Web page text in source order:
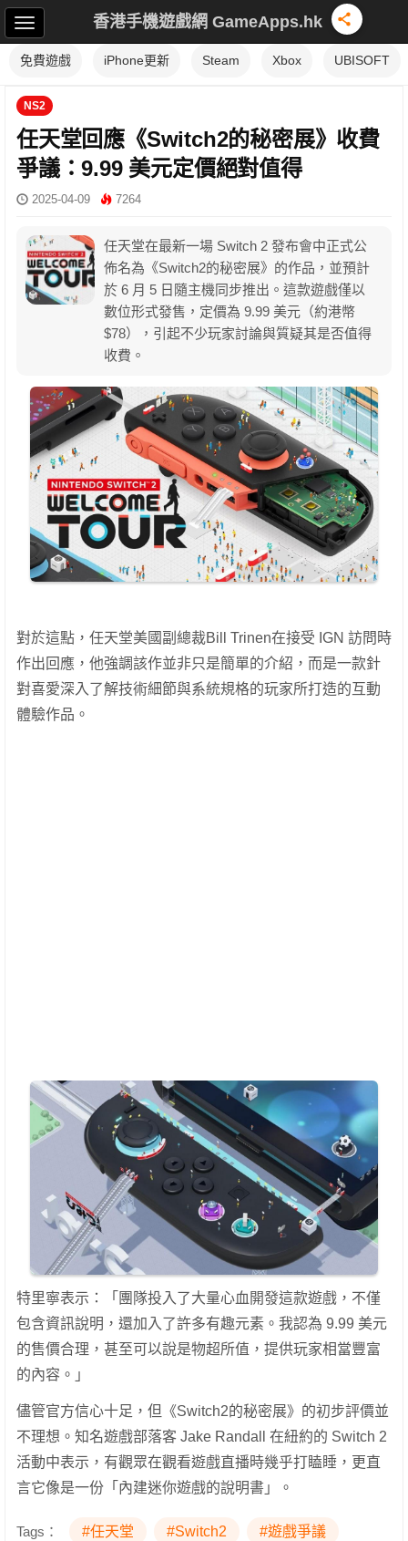
香港手機遊戲網 GameApps.hk
免費遊戲 iPhone更新 Steam Xbox UBISOFT
NS2
任天堂回應《Switch2的秘密展》收費
爭議：9.99 美元定價絕對值得
2025-04-09 7264
任天堂在最新一場 Switch 2 發布會中正式公
佈名為《Switch2的秘密展》的作品，並預計
於 6 月 5 日隨主機同步推出。這款遊戲僅以
數位形式發售，定價為 9.99 美元（約港幣
$78），引起不少玩家討論與質疑其是否值得
收費。
對於這點，任天堂美國副總裁Bill Trinen在接受 IGN 訪問時
作出回應，他強調該作並非只是簡單的介紹，而是一款針
對喜愛深入了解技術細節與系統規格的玩家所打造的互動
體驗作品。
特里寧表示：「團隊投入了大量心血開發這款遊戲，不僅
包含資訊說明，還加入了許多有趣元素。我認為 9.99 美元
的售價合理，甚至可以說是物超所值，提供玩家相當豐富
的內容。」
儘管官方信心十足，但《Switch2的秘密展》的初步評價並
不理想。知名遊戲部落客 Jake Randall 在紐約的 Switch 2
活動中表示，有觀眾在觀看遊戲直播時幾乎打瞌睡，更直
言它像是一份「內建迷你遊戲的說明書」。
Tags： #任天堂 #Switch2 #遊戲爭議